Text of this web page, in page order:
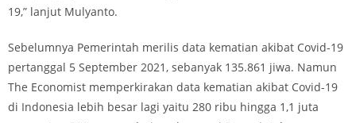
19,” lanjut Mulyanto.
Sebelumnya Pemerintah merilis data kematian akibat Covid-19
pertanggal 5 September 2021, sebanyak 135.861 jiwa. Namun
The Economist memperkirakan data kematian akibat Covid-19
di Indonesia lebih besar lagi yaitu 280 ribu hingga 1,1 juta